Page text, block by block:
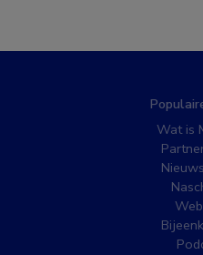
Wat is